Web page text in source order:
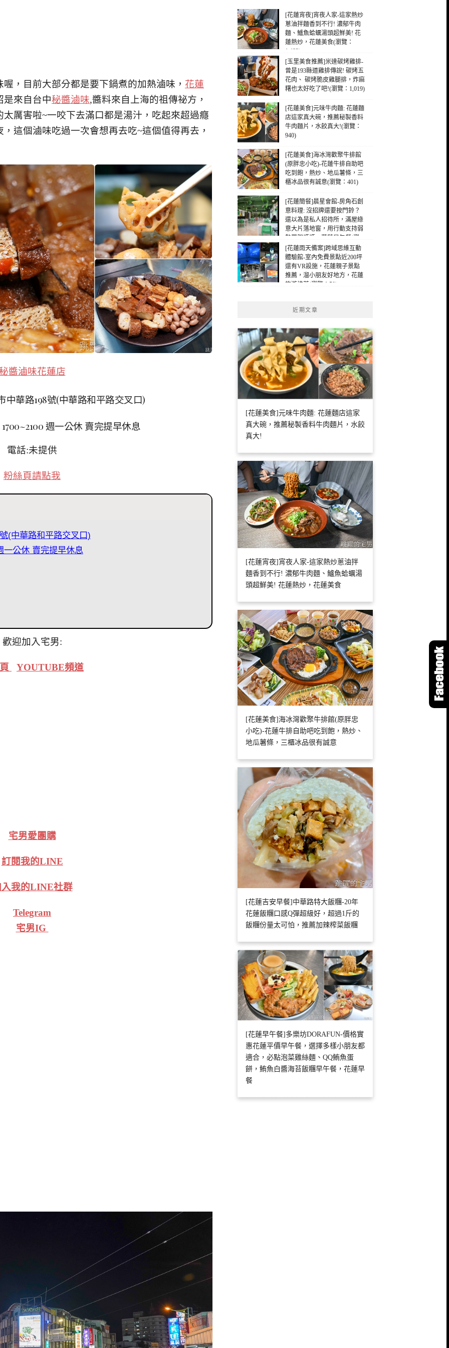
，目前大部分都是要下鍋煮的加熱滷味， 花蓮
是來自台中秘醬滷味,醬料來自上海的祖傳祕方，
厲害啦~一咬下去滿口都是湯汁，吃起來超過癮
這個滷味吃過一次會想再去吃~這個值得再去，
醬滷味花蓮店
中華路198號(中華路和平路交叉口)
週一公休 賣完提早休息
電話:未提供
粉絲頁請點我
(中華路和平路交叉口)
一公休 賣完提早休息
歡迎加入宅男:
YOUTUBE頻道
宅男愛團購
訂閱我的LINE
我的LINE社群
Telegram
宅男IG
[花蓮宵夜]宵夜人家-這家熱炒
蔥油拌麵香到不行! 濃郁牛肉
麵、鱸魚蛤蠣湯頭超鮮美! 花
蓮熱炒，花蓮美食(瀏覽：
1,482)
[玉里美食推薦]米達碳烤雞排-
曾是193縣道雞排傳說! 碳烤五
花肉、 碳烤脆皮雞腿排，炸麻
糬也太好吃了吧!(瀏覽：1,019)
[花蓮美食]元味牛肉麵: 花蓮麵
店這家真大碗，推薦秘製香料
牛肉麵片，水餃真大!(瀏覽：
940)
[花蓮美食]海冰灣歡聚牛排館
(原胖忠小吃)-花蓮牛排自助吧
吃到飽，熱炒、地瓜薯條，三
櫃冰品很有誠意(瀏覽：401)
[花蓮簡餐]晨星會館-房角石創
意料理: 沒招牌還要按門鈴？
還以為是私人招待所，滿屋綠
意大片落地窗，用行動支持弱
勢單親媽媽，花蓮早午餐(瀏
覽：338)
[花蓮雨天備案]跨域思維互動
體驗館-室內免費景點近200坪
還有VR設施，花蓮親子景點
推薦，溜小朋友好地方，花蓮
旅遊推薦(瀏覽：50)
近期文章
[花蓮美食]元味牛肉麵: 花蓮麵店這家
真大碗，推薦秘製香料牛肉麵片，水餃
真大!
[花蓮宵夜]宵夜人家-這家熱炒蔥油拌
麵香到不行! 濃郁牛肉麵、鱸魚蛤蠣湯
頭超鮮美! 花蓮熱炒，花蓮美食
[花蓮美食]海冰灣歡聚牛排館(原胖忠
小吃)-花蓮牛排自助吧吃到飽，熱炒、
地瓜薯條，三櫃冰品很有誠意
[花蓮吉安早餐]中華路特大飯糰-20年
花蓮飯糰口感Q彈超級好，超過1斤的
飯糰份量太可怕，推薦加辣榨菜飯糰
[花蓮早午餐]多樂坊DORAFUN-價格實
惠花蓮平價早午餐，選擇多樣小朋友都
適合，必點泡菜雞絲麵、QQ鮪魚蛋
餅，鮪魚白醬海苔飯糰早午餐，花蓮早
餐